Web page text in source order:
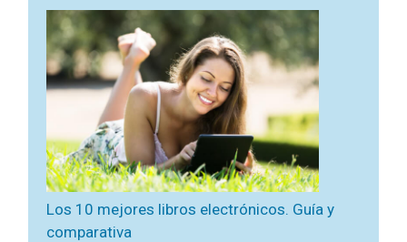
Los 10 mejores libros electrónicos. Guía y
comparativa